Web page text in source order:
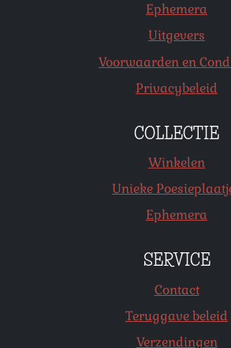
Ephemera
Uitgevers
Voorwaarden en
Privacybeleid
COLLECTIE
Winkelen
Unieke
Ephemera
SERVICE
Contact
Teruggave beleid
Verzendingen